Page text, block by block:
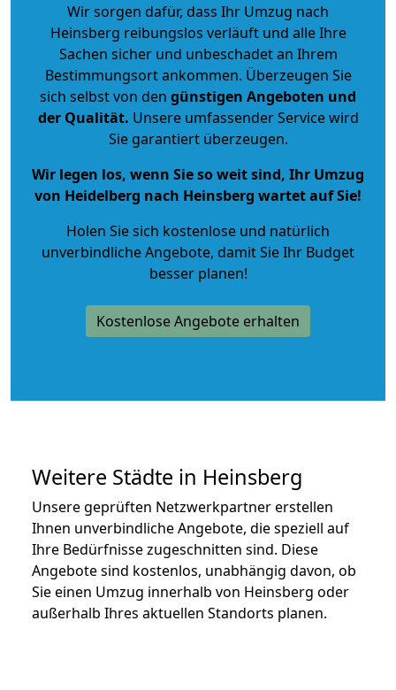
Wir sorgen dafür, dass Ihr Umzug nach
Heinsberg reibungslos verläuft und alle Ihre
Sachen sicher und unbeschadet an Ihrem
Bestimmungsort ankommen. Überzeugen Sie
sich selbst von den günstigen Angeboten und
der Qualität. Unsere umfassender Service wird
Sie garantiert überzeugen.
Wir legen los, wenn Sie so weit sind, Ihr Umzug
von Heidelberg nach Heinsberg wartet auf Sie!
Holen Sie sich kostenlose und natürlich
unverbindliche Angebote, damit Sie Ihr Budget
besser planen!
Kostenlose Angebote erhalten
Weitere Städte in Heinsberg
Unsere geprüften Netzwerkpartner erstellen
Ihnen unverbindliche Angebote, die speziell auf
Ihre Bedürfnisse zugeschnitten sind. Diese
Angebote sind kostenlos, unabhängig davon, ob
Sie einen Umzug innerhalb von Heinsberg oder
außerhalb Ihres aktuellen Standorts planen.